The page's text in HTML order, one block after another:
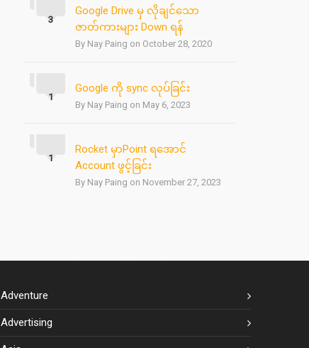
Google Drive မှ လိုချင်သော
ဇာတ်ကားများ Down ရန်
By Nay Paing on October 28, 2020
3
Google ကို sync လုပ်ခြင်း
By Nay Paing on May 6, 2023
1
Rocket မှာPoint ရအောင်
Account ဖွင့်ခြင်း
By Nay Paing on November 27, 2023
1
Adventure
Advertising